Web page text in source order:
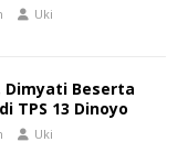
Uki
Dimyati Beserta
TPS 13 Dinoyo
Uki